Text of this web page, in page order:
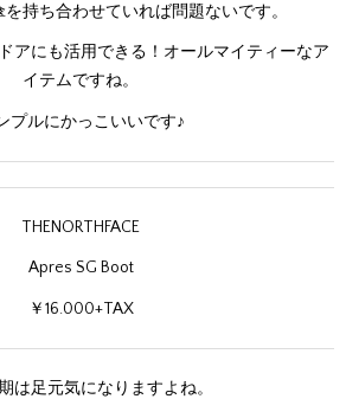
持ち合わせていれば問題ないです。
アにも活用できる！オールマイティーなア
イテムですね。
プルにかっこいいです♪
THENORTHFACE
Apres SG Boot
￥16.000+TAX
は足元気になりますよね。